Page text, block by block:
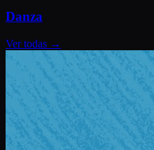
Danza
Ver todas →